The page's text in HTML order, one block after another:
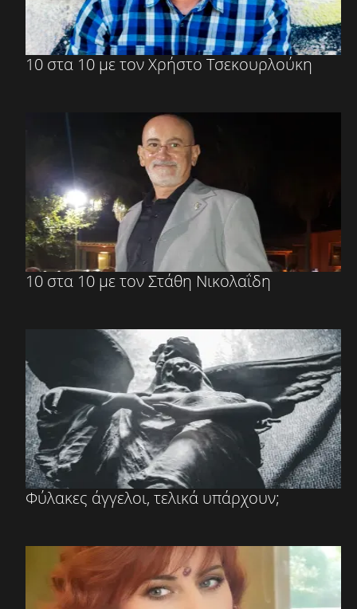
10 στα 10 με τον Χρήστο Τσεκουρλούκη
10 στα 10 με τον Στάθη Νικολαΐδη
Φύλακες άγγελοι, τελικά υπάρχουν;